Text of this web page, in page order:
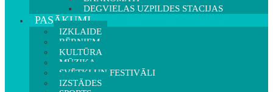
DEGVIELAS UZPILDES STACIJAS
PASĀKUMI
IZKLAIDE
BĒRNIEM
KULTŪRA
MŪZIKA
SVĒTKI UN FESTIVĀLI
IZSTĀDES